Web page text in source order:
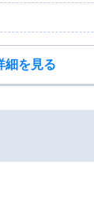
細を見る